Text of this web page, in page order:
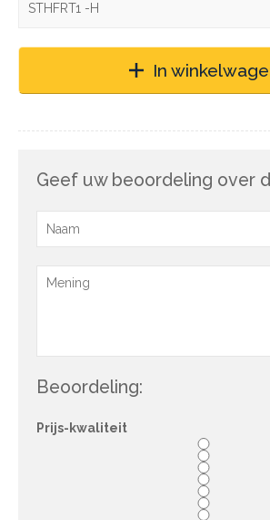
STHFRT1 -H
In
Geef uw beoordeling over
Beoordeling:
Prijs-kwaliteit